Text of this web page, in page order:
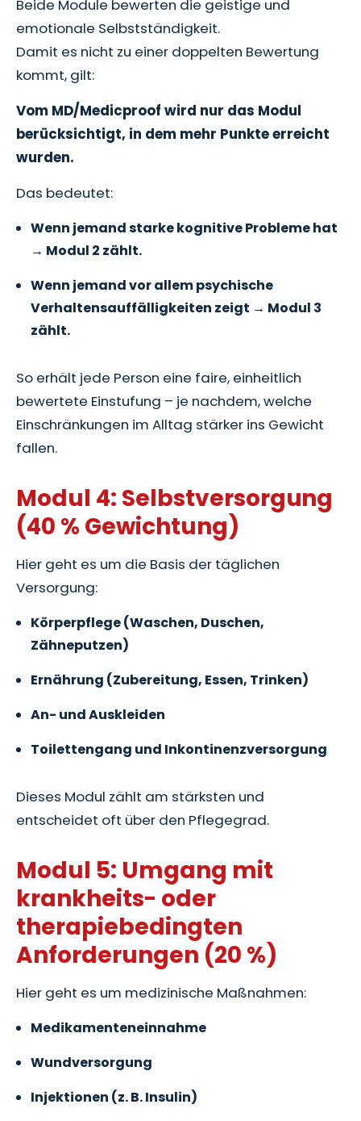
Beide Module bewerten die geistige und
emotionale Selbstständigkeit.
Damit es nicht zu einer doppelten Bewertung
kommt, gilt:
Vom MD/Medicproof wird nur das Modul
berücksichtigt, in dem mehr Punkte erreicht
wurden.
Das bedeutet:
Wenn jemand starke kognitive Probleme hat
→ Modul 2 zählt.
Wenn jemand vor allem psychische
Verhaltensauffälligkeiten zeigt → Modul 3
zählt.
So erhält jede Person eine faire, einheitlich
bewertete Einstufung – je nachdem, welche
Einschränkungen im Alltag stärker ins Gewicht
fallen.
Modul 4: Selbstversorgung
(40 % Gewichtung)
Hier geht es um die Basis der täglichen
Versorgung:
Körperpflege (Waschen, Duschen,
Zähneputzen)
Ernährung (Zubereitung, Essen, Trinken)
An- und Auskleiden
Toilettengang und Inkontinenzversorgung
Dieses Modul zählt am stärksten und
entscheidet oft über den Pflegegrad.
Modul 5: Umgang mit
krankheits- oder
therapiebedingten
Anforderungen (20 %)
Hier geht es um medizinische Maßnahmen:
Medikamenteneinnahme
Wundversorgung
Injektionen (z. B. Insulin)